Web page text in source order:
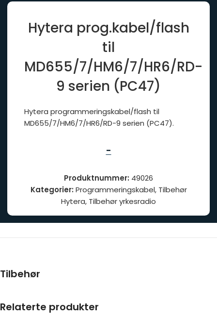
Hytera prog.kabel/flash
til
MD655/7/HM6/7/HR6/RD-
9 serien (PC47)
Hytera programmeringskabel/flash til
MD655/7/HM6/7/HR6/RD-9 serien (PC47).
-
Produktnummer: 49026
Kategorier: Programmeringskabel, Tilbehør
Hytera, Tilbehør yrkesradio
Tilbehør
Relaterte produkter